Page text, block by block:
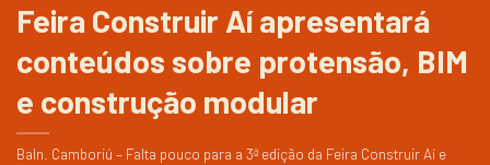
Feira Construir Aí apresentará
conteúdos sobre protensão, BIM
e construção modular
Baln. Camboriú – Falta pouco para a 3ª edição da Feira Construir Aí e